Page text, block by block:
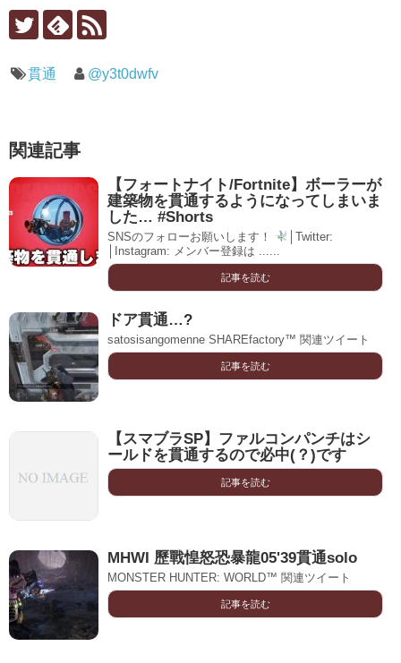
貫通 @y3t0dwfv
関連記事
【フォートナイト/Fortnite】ボーラーが
建築物を貫通するようになってしまいま
した… #Shorts
SNSのフォローお願いします！
│Twitter:
│Instagram: メンバー登録は ......
記事を読む
ドア貫通…?
satosisangomenne SHAREfactory™ 関連ツイート
記事を読む
【スマブラSP】ファルコンパンチはシ
ールドを貫通するので必中(？)です
記事を読む
MHWI 歷戰惶怒恐暴龍05'39貫通solo
MONSTER HUNTER: WORLD™ 関連ツイート
記事を読む